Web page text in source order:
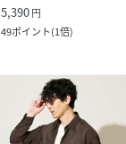
5,390円
49ポイント(1倍)